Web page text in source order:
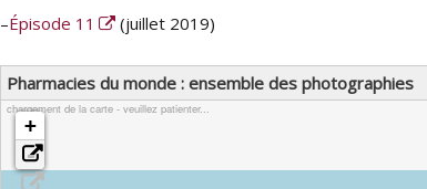
–Épisode 11 (juillet 2019)
Pharmacies du monde : ensemble des photographies
chargement de la carte - veuillez patienter...
+
-